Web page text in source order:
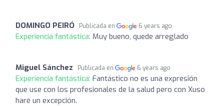
DOMINGO PEIRÓ Publicada en 6 years ago
Experiencia fantástica: Muy bueno, quede arreglado
Miguel Sánchez Publicada en 6 years ago
Experiencia fantástica: Fantástico no es una expresión
que use con los profesionales de la salud pero con Xuso
haré un excepción.